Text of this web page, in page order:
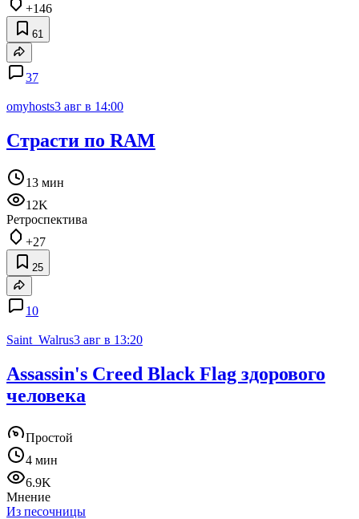
+146
61
37
omyhosts3 авг в 14:00
Страсти по RAM
13 мин
12K
Ретроспектива
+27
25
10
Saint_Walrus3 авг в 13:20
Assassin's Creed Black Flag здорового
человека
Простой
4 мин
6.9K
Мнение
Из песочницы